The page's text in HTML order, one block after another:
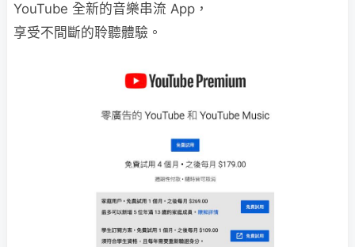
⁠YouTube ⁠全⁠新⁠的⁠音⁠樂⁠串⁠流 ⁠App⁠，
享⁠受⁠不⁠間⁠斷⁠的⁠聆⁠聽⁠體⁠驗⁠。